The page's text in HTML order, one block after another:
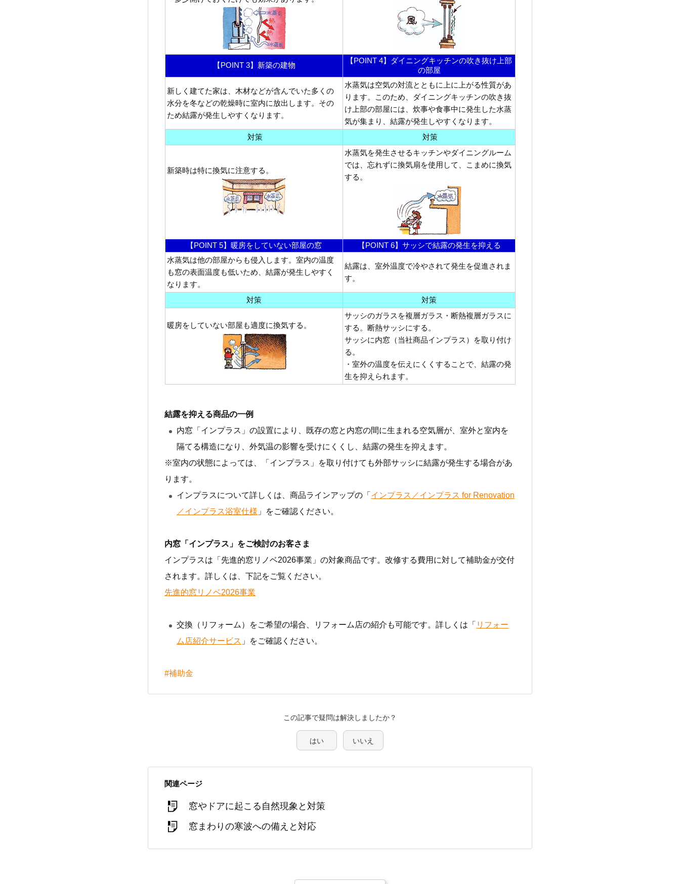
【POINT 3】新築の建物
【POINT 4】ダイニングキッチンの吹き抜け上部
の部屋
新しく建てた家は、木材などが含んでいた多くの
水分を冬などの乾燥時に室内に放出します。その
ため結露が発生しやすくなります。
水蒸気は空気の対流とともに上に上がる性質があ
ります。このため、ダイニングキッチンの吹き抜
け上部の部屋には、炊事や食事中に発生した水蒸
気が集まり、結露が発生しやすくなります。
対策
対策
新築時は特に換気に注意する。
水蒸気を発生させるキッチンやダイニングルーム
では、忘れずに換気扇を使用して、こまめに換気
する。
【POINT 5】暖房をしていない部屋の窓
【POINT 6】サッシで結露の発生を抑える
水蒸気は他の部屋からも侵入します。室内の温度
も窓の表面温度も低いため、結露が発生しやすく
なります。
結露は、室外温度で冷やされて発生を促進されま
す。
対策 対策
暖房をしていない部屋も適度に換気する。
サッシのガラスを複層ガラス・断熱複層ガラスに
する。断熱サッシにする。
サッシに内窓（当社商品インプラス）を取り付け
る。
・室外の温度を伝えにくくすることで、結露の発
生を抑えられます。
結露を抑える商品の一例
内窓「インプラス」の設置により、既存の窓と内窓の間に生まれる空気層が、室外と室内を
隔てる構造になり、外気温の影響を受けにくくし、結露の発生を抑えます。
※室内の状態によっては、「インプラス」を取り付けても外部サッシに結露が発生する場合があ
ります。
インプラスについて詳しくは、商品ラインアップの「 インプラス／インプラス for Renovation
／インプラス浴室仕様 」をご確認ください。
内窓「インプラス」をご検討のお客さま
インプラスは「先進的窓リノベ2026事業」の対象商品です。改修する費用に対して補助金が交付
されます。詳しくは、下記をご覧ください。
先進的窓リノベ2026事業
交換（リフォーム）をご希望の場合、リフォーム店の紹介も可能です。詳しくは「 リフォー
ム店紹介サービス 」をご確認ください。
#補助金
この記事で疑問は解決しましたか？
はい いいえ
関連ページ
窓やドアに起こる自然現象と対策
窓まわりの寒波への備えと対応